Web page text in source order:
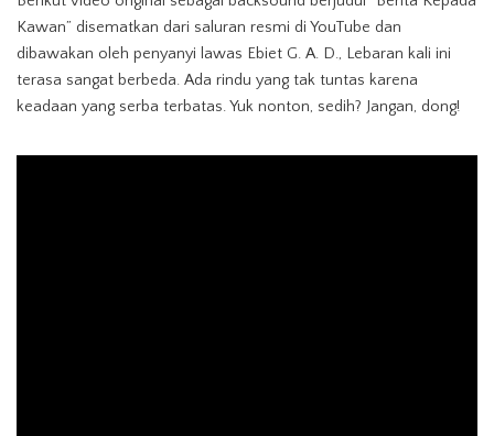
Kawan” disematkan dari saluran resmi di YouTube dan
dibawakan oleh penyanyi lawas Ebiet G. A. D., Lebaran kali ini
terasa sangat berbeda. Ada rindu yang tak tuntas karena
keadaan yang serba terbatas. Yuk nonton, sedih? Jangan, dong!